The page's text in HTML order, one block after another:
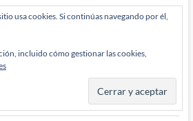
ARCHIVOS
POR EMAIL
usa cookies. Si continúas navegando por él,
incluido cómo gestionar las cookies,